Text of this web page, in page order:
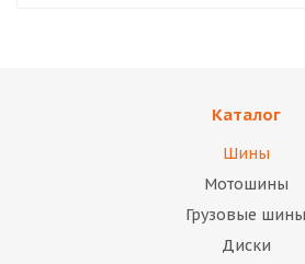
Каталог
Шины
Мотошины
Грузовые шины
Диски